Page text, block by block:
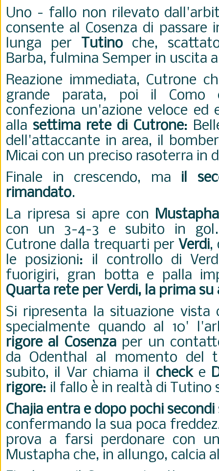
Uno - fallo non rilevato
consente al Cosenza di passare
lunga per
Tutinoche,
Barba, fulmina Semper in uscita
Reazione immediata, Cutrone
grande parata, poi il
confeziona un'azione veloce ed
alla settima rete di Cutrone:
dell'attaccante in area, il
Micai con un preciso rasoterra in
Finale in crescendo, ma il
rimandato.
La ripresa si apre con Mustapha
con un 3-4-3 e subito in gol.
Cutrone dalla trequarti per Verdi,
le posizioni: il controllo di
fuorigiri, gran botta e palla
Quarta rete per Verdi, la prima su
Si ripresenta la situazione vista
specialmente quando al 10'
rigore al Cosenzaper un
da Odenthal al momento del
subito, il Var chiama il checke
rigore: il fallo è in realtà di Tutino
Chajia entra e dopo pochi
confermando la sua poca
prova a farsi perdonare con
Mustapha che, in allungo, calcia